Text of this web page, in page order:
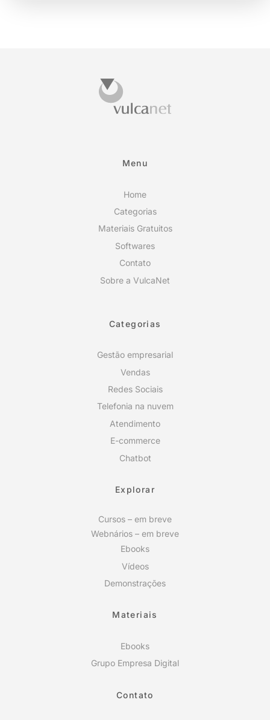
Menu
Home
Categorias
Materiais Gratuitos
Softwares
Contato
Sobre a VulcaNet
Categorias
Gestão empresarial
Vendas
Redes Sociais
Telefonia na nuvem
Atendimento
E-commerce
Chatbot
Explorar
Cursos – em breve
Webnários – em breve
Ebooks
Vídeos
Demonstrações
Materiais
Ebooks
Grupo Empresa Digital
Contato